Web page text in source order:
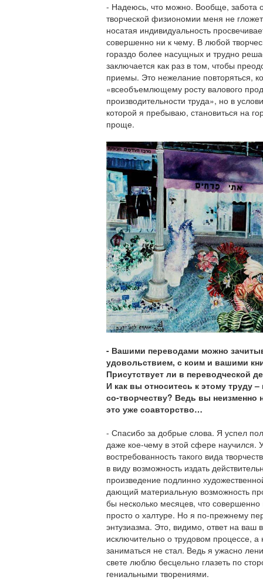
- Надеюсь, что можно. Вообще, забота
творческой физиономии меня не
носатая индивидуальность
совершенно ни к чему. В любой
гораздо более насущных и трудно
заключается как раз в том, чтобы
приемы. Это нежелание повторяться,
«всеобъемлющему росту валового
производительности труда», но в
которой я пребываю, становиться на
проще.
- Вашими переводами можно
удовольствием, с коим и вашими
Присутствует ли в переводческой
И как вы относитесь к этому труду –
со-творчеству? Ведь вы неизменно
это уже соавторство…
- Спасибо за добрые слова. Я успел
даже кое-чему в этой сфере научился.
востребованность такого вида
в виду возможность издать
произведение подлинно
дающий материальную возможность
бы несколько месяцев, что
просто о халтуре. Но я по-прежнему
энтузиазма. Это, видимо, ответ на
исключительно о трудовом процессе,
заниматься не стал. Ведь я ужасно
свете люблю бесцельно глазеть по
гениальными творениями.